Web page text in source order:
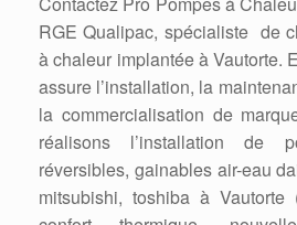
RGE Qualipac, spécialiste de
à chaleur implantée à Vautorte.
assure l’installation, la
la commercialisation de
réalisons l’installation de
réversibles, gainables air-eau
mitsubishi, toshiba à Vautorte